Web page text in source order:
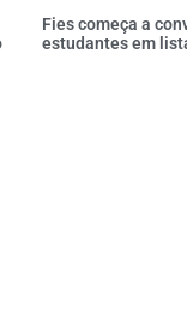
Fies começa a
estudantes em